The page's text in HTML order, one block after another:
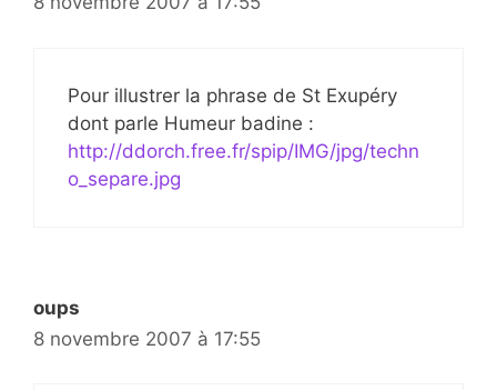
Pour illustrer la phrase de St Exupéry
dont parle Humeur badine :
http://ddorch.free.fr/spip/IMG/jpg/techn
o_separe.jpg
oups
8 novembre 2007 à 17:55